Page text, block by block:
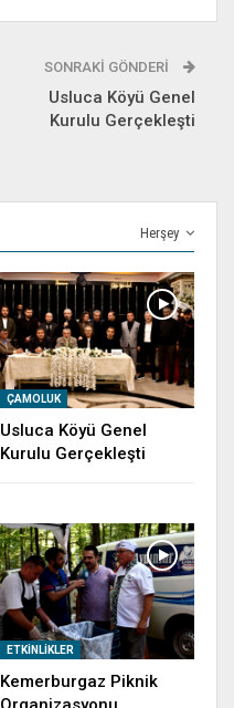
SONRAKI GÖNDERI
Usluca Köyü Genel
Kurulu Gerçekleşti
Herşey
ÇAMOLUK
Usluca Köyü Genel
Kurulu Gerçekleşti
ETKINLIKLER
Kemerburgaz Piknik